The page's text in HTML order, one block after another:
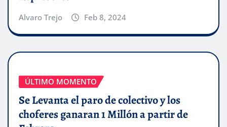
Alvaro Trejo Feb 8, 2024
ÚLTIMO MOMENTO
Se Levanta el paro de colectivo y los
choferes ganaran 1 Millón a partir de